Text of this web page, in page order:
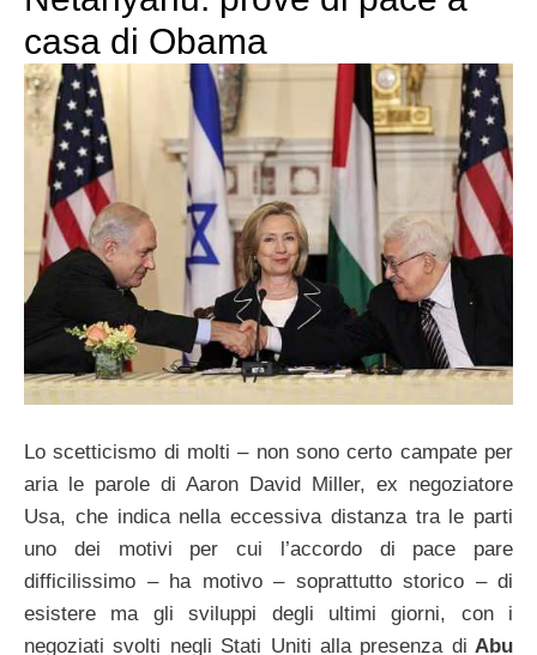
casa di Obama
Lo scetticismo di molti – non sono certo campate per
aria le parole di Aaron David Miller, ex negoziatore
Usa, che indica nella eccessiva distanza tra le parti
uno dei motivi per cui l’accordo di pace pare
difficilissimo – ha motivo – soprattutto storico – di
esistere ma gli sviluppi degli ultimi giorni, con i
negoziati svolti negli Stati Uniti alla presenza di Abu